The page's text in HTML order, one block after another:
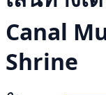
Canal
Shrine